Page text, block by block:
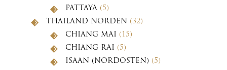
PATTAYA (5)
THAILAND NORDEN (32)
CHIANG MAI (15)
CHIANG RAI (5)
ISAAN (NORDOSTEN) (5)